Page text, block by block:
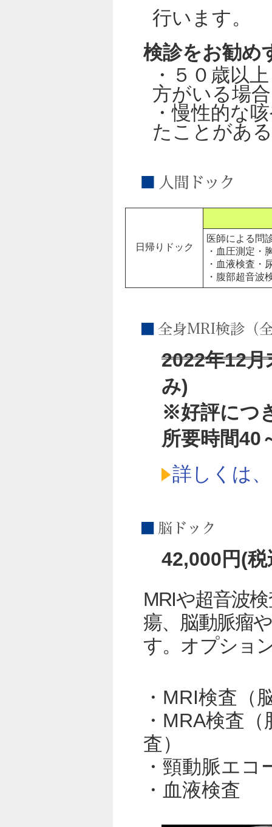
行います。
検診をお勧め
・５０歳
方がいる場合
・慢性的な
たことがあ
日帰りドック
医師による問
・血圧測定・
・血液検査・
・腹部超音波
2022年12月
み)
※好評につ
所要時間40
詳しくは
42,000円(
MRIや超音波
瘍、脳動脈瘤
す。オプショ
・MRI検査（
・MRA検査
査）
・頸動脈エコ
・血液検査